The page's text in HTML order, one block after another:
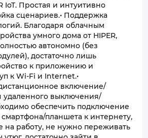
IoT. Простая и интуитивно
сценариев.• Поддержка
Благодаря облачным
умного дома от HIPER,
автономно (без
достаточно лишь
к приложению и
к Wi-Fi и Internet.•
включение/
удаленного выключения/
обеспечить подключение
планшета к интернету,
на работу, не нужно переживать